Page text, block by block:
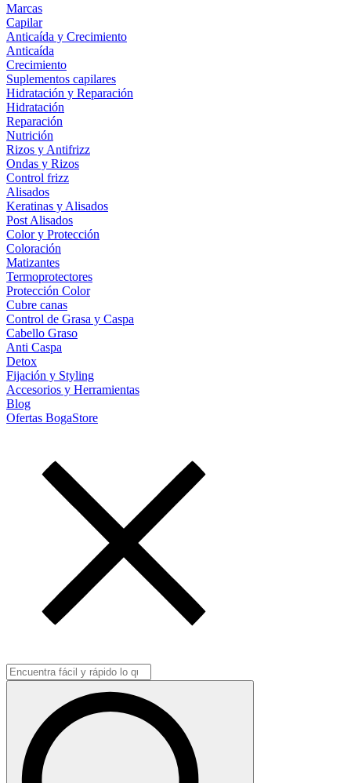
Marcas
Capilar
Anticaída y Crecimiento
Anticaída
Crecimiento
Suplementos capilares
Hidratación y Reparación
Hidratación
Reparación
Nutrición
Rizos y Antifrizz
Ondas y Rizos
Control frizz
Alisados
Keratinas y Alisados
Post Alisados
Color y Protección
Coloración
Matizantes
Termoprotectores
Protección Color
Cubre canas
Control de Grasa y Caspa
Cabello Graso
Anti Caspa
Detox
Fijación y Styling
Accesorios y Herramientas
Blog
Ofertas BogaStore